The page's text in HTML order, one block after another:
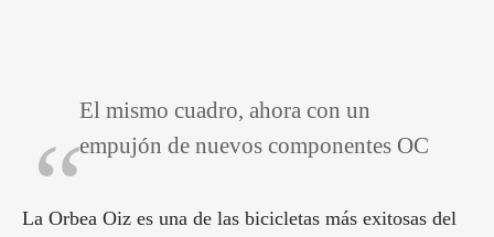
El mismo cuadro, ahora con un
empujón de nuevos componentes OC
La Orbea Oiz es una de las bicicletas más exitosas del